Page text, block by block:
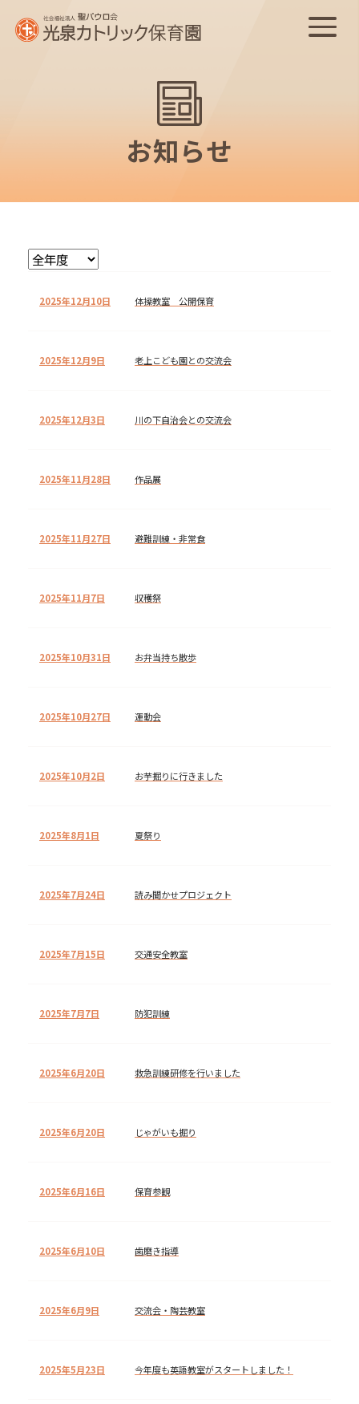
お知らせ
2025年12月10日 体操教室 公開保育
2025年12月9日 老上こども園との交流会
2025年12月3日 川の下自治会との交流会
2025年11月28日 作品展
2025年11月27日 避難訓練・非常食
2025年11月7日 収穫祭
2025年10月31日 お弁当持ち散歩
2025年10月27日 運動会
2025年10月2日 お芋掘りに行きました
2025年8月1日 夏祭り
2025年7月24日 読み聞かせプロジェクト
2025年7月15日 交通安全教室
2025年7月7日 防犯訓練
2025年6月20日 救急訓練研修を行いました
2025年6月20日 じゃがいも掘り
2025年6月16日 保育参観
2025年6月10日 歯磨き指導
2025年6月9日 交流会・陶芸教室
2025年5月23日 今年度も英語教室がスタートしました！